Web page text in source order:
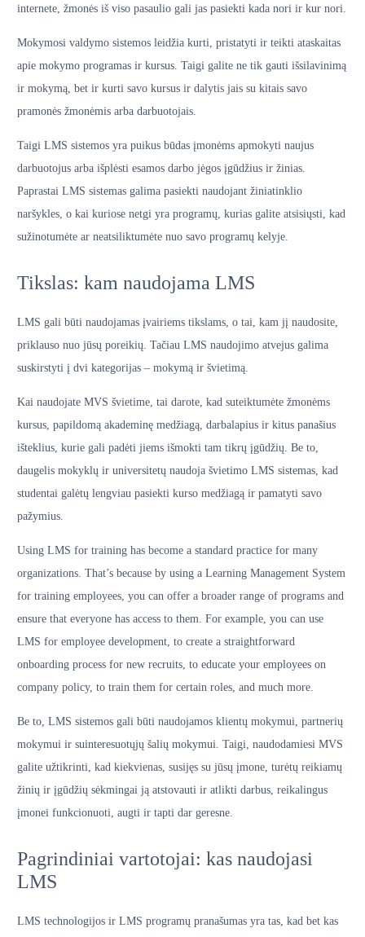
internete, žmonės iš viso pasaulio gali jas pasiekti kada nori ir kur nori.
Mokymosi valdymo sistemos leidžia kurti, pristatyti ir teikti ataskaitas
apie mokymo programas ir kursus. Taigi galite ne tik gauti išsilavinimą
ir mokymą, bet ir kurti savo kursus ir dalytis jais su kitais savo
pramonės žmonėmis arba darbuotojais.
Taigi LMS sistemos yra puikus būdas įmonėms apmokyti naujus
darbuotojus arba išplėsti esamos darbo jėgos įgūdžius ir žinias.
Paprastai LMS sistemas galima pasiekti naudojant žiniatinklio
naršykles, o kai kuriose netgi yra programų, kurias galite atsisiųsti, kad
sužinotumėte ar neatsiliktumėte nuo savo programų kelyje.
Tikslas: kam naudojama LMS
LMS gali būti naudojamas įvairiems tikslams, o tai, kam jį naudosite,
priklauso nuo jūsų poreikių. Tačiau LMS naudojimo atvejus galima
suskirstyti į dvi kategorijas – mokymą ir švietimą.
Kai naudojate MVS švietime, tai darote, kad suteiktumėte žmonėms
kursus, papildomą akademinę medžiagą, darbalapius ir kitus panašius
išteklius, kurie gali padėti jiems išmokti tam tikrų įgūdžių. Be to,
daugelis mokyklų ir universitetų naudoja švietimo LMS sistemas, kad
studentai galėtų lengviau pasiekti kurso medžiagą ir pamatyti savo
pažymius.
Using LMS for training has become a standard practice for many
organizations. That’s because by using a Learning Management System
for training employees, you can offer a broader range of programs and
ensure that everyone has access to them. For example, you can use
LMS for employee development, to create a straightforward
onboarding process for new recruits, to educate your employees on
company policy, to train them for certain roles, and much more.
Be to, LMS sistemos gali būti naudojamos klientų mokymui, partnerių
mokymui ir suinteresuotųjų šalių mokymui. Taigi, naudodamiesi MVS
galite užtikrinti, kad kiekvienas, susijęs su jūsų įmone, turėtų reikiamų
žinių ir įgūdžių sėkmingai ją atstovauti ir atlikti darbus, reikalingus
įmonei funkcionuoti, augti ir tapti dar geresne.
Pagrindiniai vartotojai: kas naudojasi
LMS
LMS technologijos ir LMS programų pranašumas yra tas, kad bet kas